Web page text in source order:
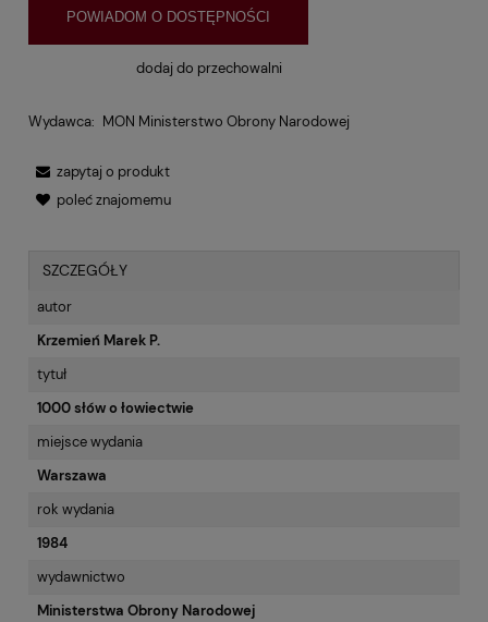
POWIADOM O DOSTĘPNOŚCI
dodaj do przechowalni
Wydawca: MON Ministerstwo Obrony Narodowej
zapytaj o produkt
poleć znajomemu
SZCZEGÓŁY
autor
Krzemień Marek P.
tytuł
1000 słów o łowiectwie
miejsce wydania
Warszawa
rok wydania
1984
wydawnictwo
Ministerstwa Obrony Narodowej